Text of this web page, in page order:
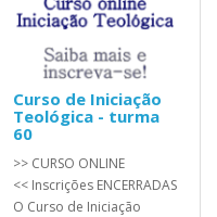
Curso de Iniciação
Teológica - turma
60
>> CURSO ONLINE
<< Inscrições ENCERRADAS
O Curso de Iniciação